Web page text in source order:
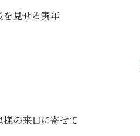
を見せる寅年
様の来日に寄せて